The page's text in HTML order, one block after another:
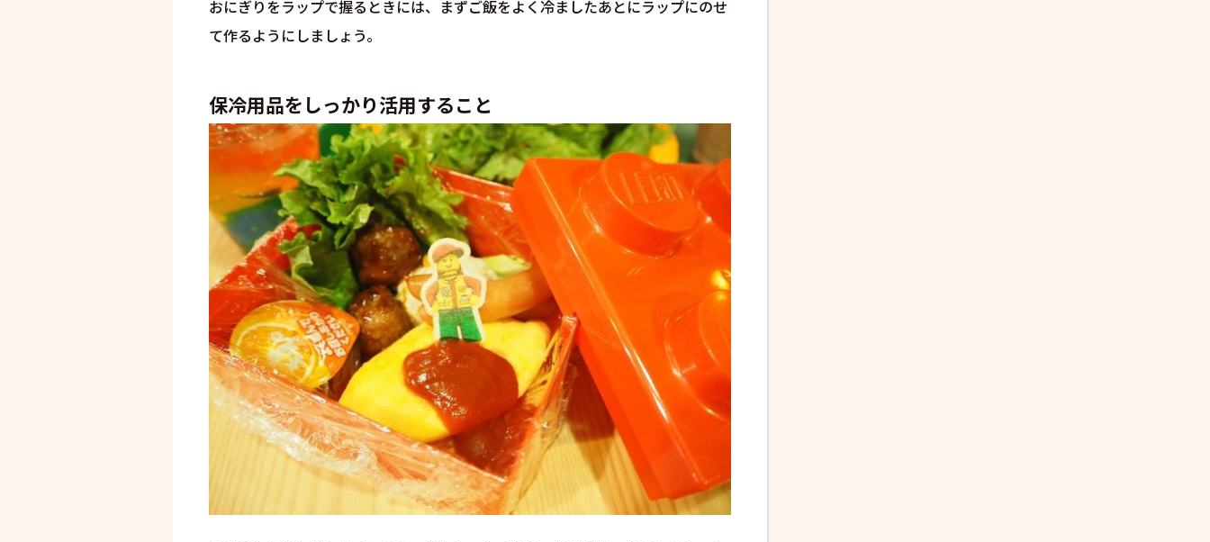
おにぎりをラップで握るときには、まずご飯をよく冷ましたあとにラップにのせ
て作るようにしましょう。
保冷用品をしっかり活用すること